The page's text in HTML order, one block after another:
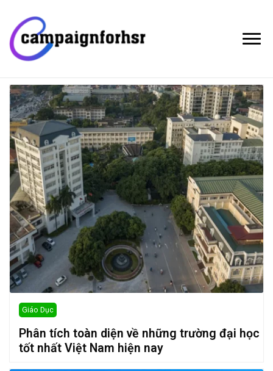
Giáo Dục
Phân tích toàn diện về những trường đại học
tốt nhất Việt Nam hiện nay